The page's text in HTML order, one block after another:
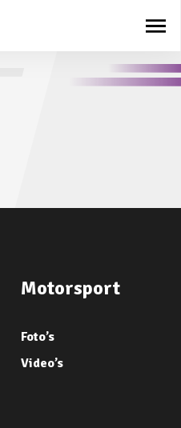
Motorsport
Foto’s
Video’s